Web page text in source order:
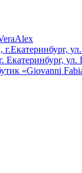
ул.
«Giovanni